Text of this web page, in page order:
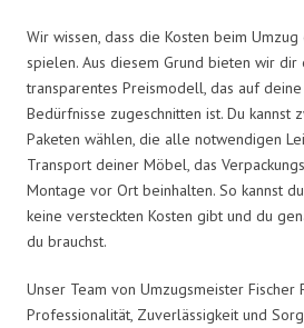
Wir wissen, dass die Kosten beim
spielen. Aus diesem Grund bieten wir dir
transparentes Preismodell, das auf
Bedürfnisse zugeschnitten ist. Du kannst
Paketen wählen, die alle notwendigen
Transport deiner Möbel, das
Montage vor Ort beinhalten. So kannst
keine versteckten Kosten gibt und du
du brauchst.
Unser Team von Umzugsmeister Fischer
Professionalität, Zuverlässigkeit und